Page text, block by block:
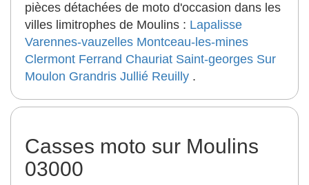
pièces détachées de moto d'occasion dans les
villes limitrophes de Moulins : Lapalisse
Varennes-vauzelles Montceau-les-mines
Clermont Ferrand Chauriat Saint-georges Sur
Moulon Grandris Jullié Reuilly .
Casses moto sur Moulins
03000